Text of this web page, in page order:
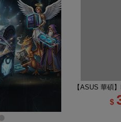
【ASUS 華碩
$